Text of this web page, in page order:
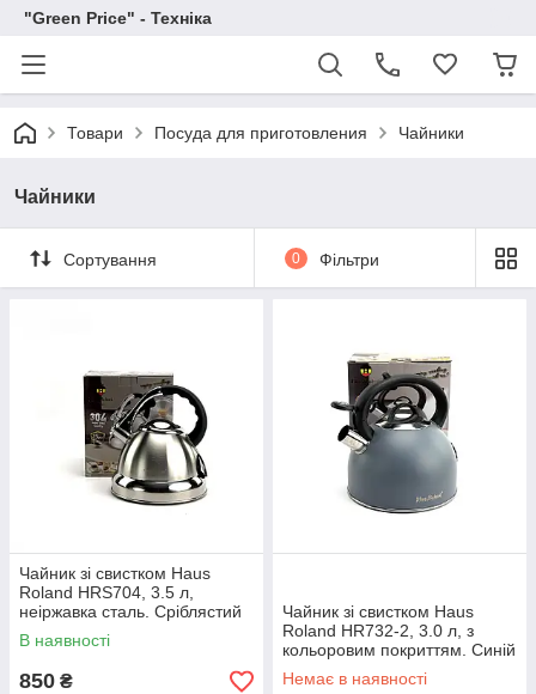
"Green Price" - Техніка
Товари Посуда для приготовления Чайники
Чайники
Сортування 0 Фільтри
Чайник зі свистком Haus
Roland HRS704, 3.5 л,
неіржавка сталь. Сріблястий
(HRS704)
В наявності
850 ₴
Чайник зі свистком Haus
Roland HR732-2, 3.0 л, з
кольоровим покриттям. Синій
(HR732-2)
Немає в наявності